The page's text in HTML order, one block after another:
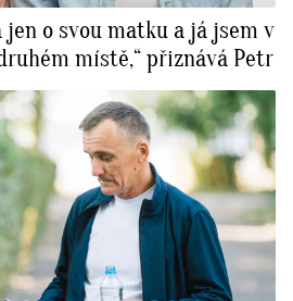
jen o svou matku a já jsem v
místě,“ přiznává Petr